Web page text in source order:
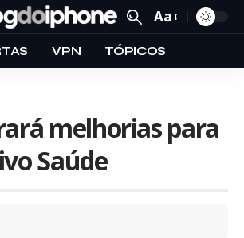
Aa
VPN TÓPICOS
melhorias para
Saúde